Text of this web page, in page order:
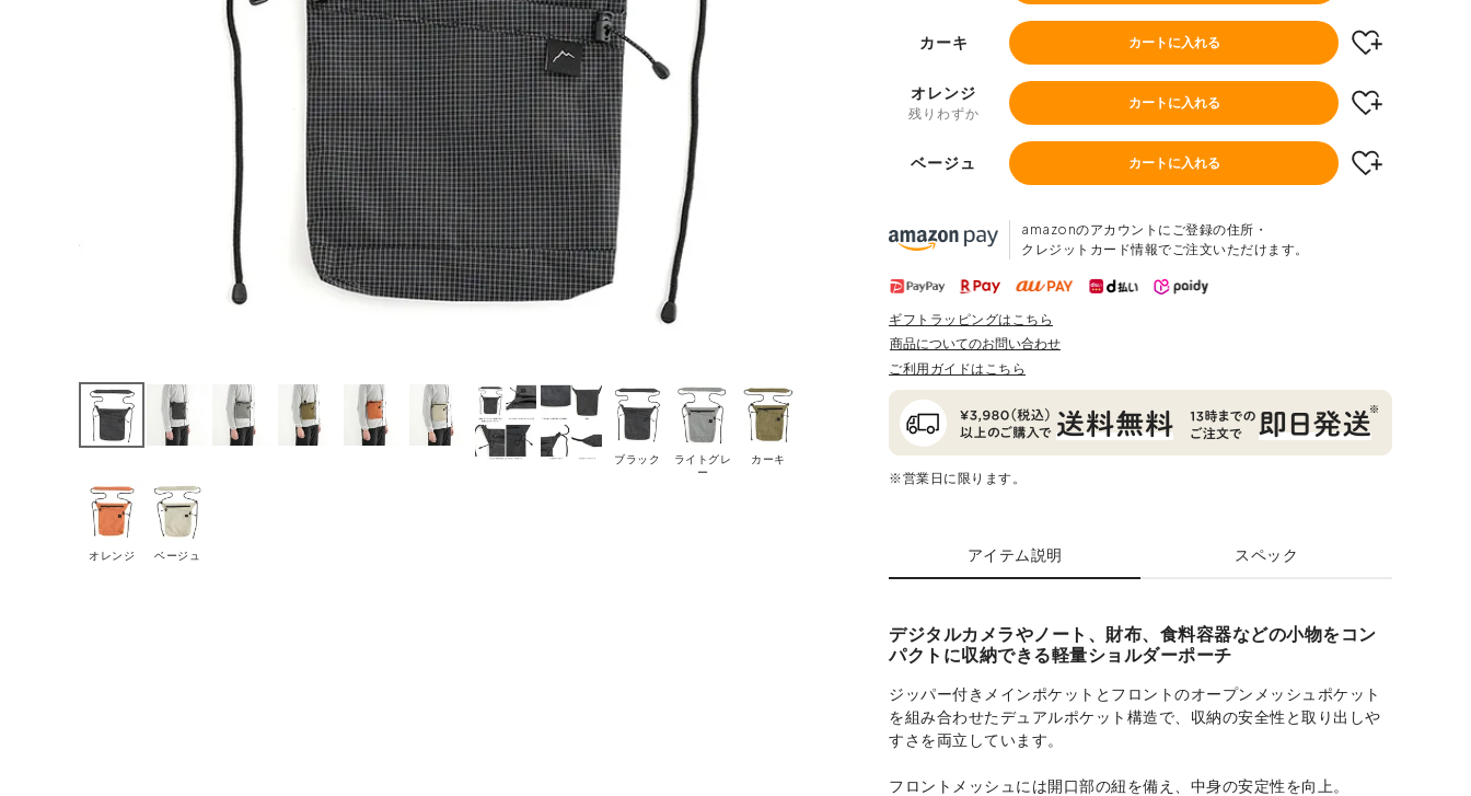
ブラック
ライトグレ
ー
カーキ
オレンジ ベージュ
カーキ カートに入れる
オレンジ
残りわずか
カートに入れる
ベージュ カートに入れる
amazonのアカウントにご登録の住所・
クレジットカード情報でご注文いただけます。
ギフトラッピングはこちら
商品についてのお問い合わせ
ご利用ガイドはこちら
※営業日に限ります。
アイテム説明 スペック
デジタルカメラやノート、財布、食料容器などの小物をコン
パクトに収納できる軽量ショルダーポーチ
ジッパー付きメインポケットとフロントのオープンメッシュポケット
を組み合わせたデュアルポケット構造で、収納の安全性と取り出しや
すさを両立しています。
フロントメッシュには開口部の紐を備え、中身の安定性を向上。